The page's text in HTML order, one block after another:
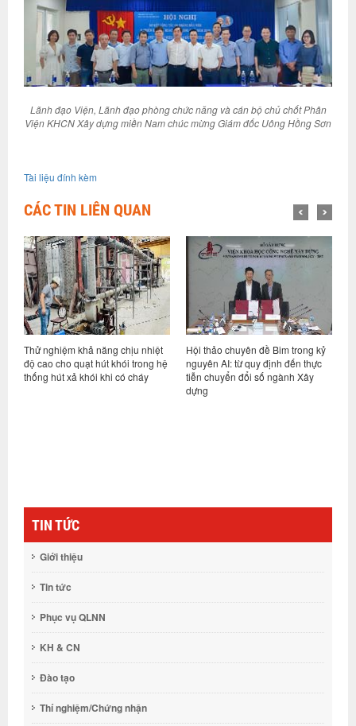
Lãnh đạo Viện, Lãnh đạo phòng chức năng và cán bộ chủ chốt Phân
Viện KHCN Xây dựng miền Nam chúc mừng Giám đốc Uông Hồng Sơn
Tài liệu đính kèm
CÁC TIN LIÊN QUAN
khả năng chịu nhiệt
quạt hút khói trong hệ
xả khói khi có cháy
Hội thảo chuyên đề Bim trong kỷ
nguyên AI: từ quy định đến thực
tiễn chuyển đổi số ngành Xây
Ký kết hợp tác
học công nghệ
ty cổ phần
TIN TỨC
Giới thiệu
Tin tức
Phục vụ QLNN
KH & CN
Đào tạo
Thí nghiệm/Chứng nhận